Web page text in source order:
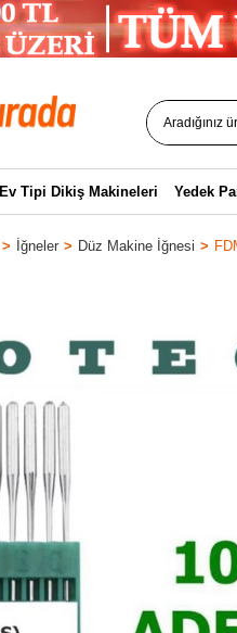
Ev Tipi Dikiş Makineleri Yedek
İğneler Düz Makine İğnesi